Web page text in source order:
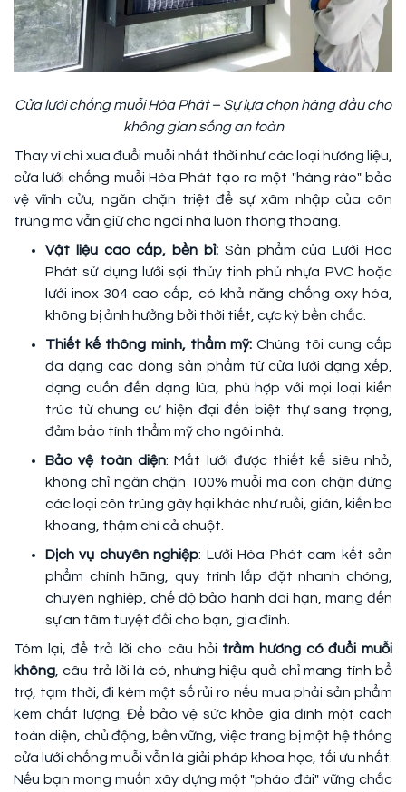
Cửa lưới chống muỗi Hòa Phát – Sự lựa chọn hàng đầu cho
không gian sống an toàn
Thay vì chỉ xua đuổi muỗi nhất thời như các loại hương liệu,
cửa lưới chống muỗi Hòa Phát tạo ra một "hàng rào" bảo
vệ vĩnh cửu, ngăn chặn triệt để sự xâm nhập của côn
trùng mà vẫn giữ cho ngôi nhà luôn thông thoáng.
Vật liệu cao cấp, bền bỉ: Sản phẩm của Lưới Hòa
Phát sử dụng lưới sợi thủy tinh phủ nhựa PVC hoặc
lưới inox 304 cao cấp, có khả năng chống oxy hóa,
không bị ảnh hưởng bởi thời tiết, cực kỳ bền chắc.
Thiết kế thông minh, thẩm mỹ: Chúng tôi cung cấp
đa dạng các dòng sản phẩm từ cửa lưới dạng xếp,
dạng cuốn đến dạng lùa, phù hợp với mọi loại kiến
trúc từ chung cư hiện đại đến biệt thự sang trọng,
đảm bảo tính thẩm mỹ cho ngôi nhà.
Bảo vệ toàn diện: Mắt lưới được thiết kế siêu nhỏ,
không chỉ ngăn chặn 100% muỗi mà còn chặn đứng
các loại côn trùng gây hại khác như ruồi, gián, kiến ba
khoang, thậm chí cả chuột.
Dịch vụ chuyên nghiệp: Lưới Hòa Phát cam kết sản
phẩm chính hãng, quy trình lắp đặt nhanh chóng,
chuyên nghiệp, chế độ bảo hành dài hạn, mang đến
sự an tâm tuyệt đối cho bạn, gia đình.
Tóm lại, để trả lời cho câu hỏi trầm hương có đuổi muỗi
không , câu trả lời là có, nhưng hiệu quả chỉ mang tính bổ
trợ, tạm thời, đi kèm một số rủi ro nếu mua phải sản phẩm
kém chất lượng. Để bảo vệ sức khỏe gia đình một cách
toàn diện, chủ động, bền vững, việc trang bị một hệ thống
cửa lưới chống muỗi vẫn là giải pháp khoa học, tối ưu nhất.
Nếu bạn mong muốn xây dựng một "pháo đài" vững chắc